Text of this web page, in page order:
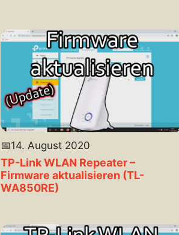
📅14. August 2020
TP-Link WLAN Repeater –
Firmware aktualisieren (TL-
WA850RE)